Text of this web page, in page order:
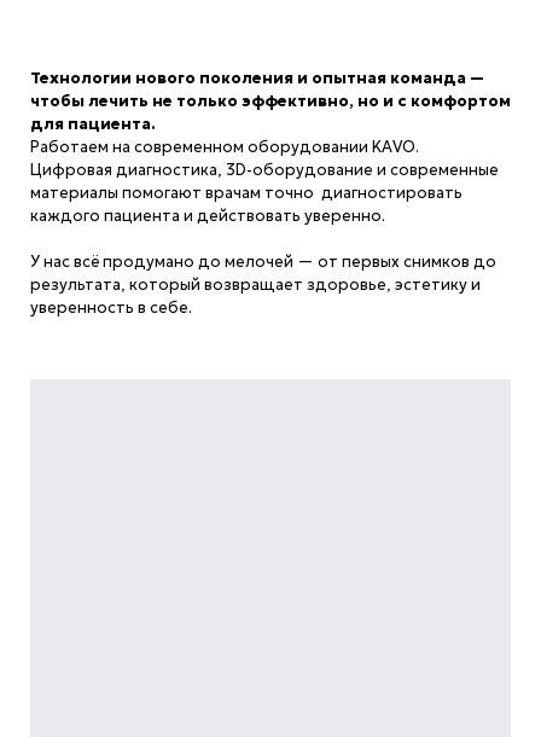
Технологии нового поколения и опытная команда —
чтобы лечить не только эффективно, но и с комфортом
для пациента.
Работаем на современном оборудовании KAVO.
Цифровая диагностика, 3D-оборудование и современные
материалы помогают врачам точно диагностировать
каждого пациента и действовать уверенно.
У нас всё продумано до мелочей — от первых снимков до
результата, который возвращает здоровье, эстетику и
уверенность в себе.